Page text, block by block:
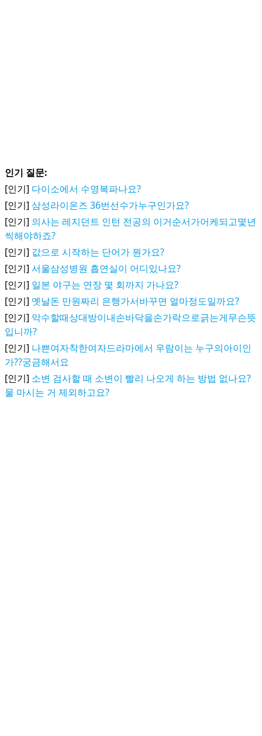
인기 질문:
[인기] 다이소에서 수영복파나요?
[인기] 삼성라이온즈 36번선수가누구인가요?
[인기] 의사는 레지던트 인턴 전공의 이거순서가어케되고몇년
씩해야하죠?
[인기] 값으로 시작하는 단어가 뭔가요?
[인기] 서울삼성병원 흡연실이 어디있나요?
[인기] 일본 야구는 연장 몇 회까지 가나요?
[인기] 옛날돈 만원짜리 은행가서바꾸면 얼마정도일까요?
[인기] 악수할때상대방이내손바닥을손가락으로긁는게무슨뜻
입니까?
[인기] 나쁜여자착한여자드라마에서 우람이는 누구의아이인
가??궁금해서요
[인기] 소변 검사할 때 소변이 빨리 나오게 하는 방법 없나요?
물 마시는 거 제외하고요?